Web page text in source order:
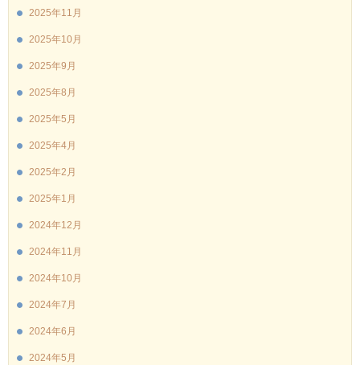
2025年11月
2025年10月
2025年9月
2025年8月
2025年5月
2025年4月
2025年2月
2025年1月
2024年12月
2024年11月
2024年10月
2024年7月
2024年6月
2024年5月